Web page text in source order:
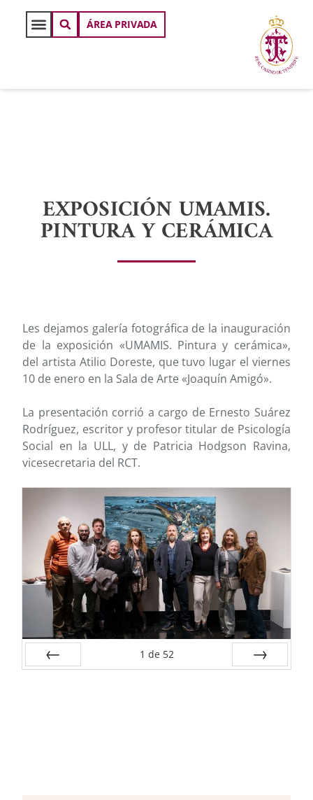
ÁREA PRIVADA
EXPOSICIÓN UMAMIS.
PINTURA Y CERÁMICA
Les dejamos galería fotográfica de la inauguración
de la exposición «UMAMIS. Pintura y cerámica»,
del artista Atilio Doreste, que tuvo lugar el viernes
10 de enero en la Sala de Arte «Joaquín Amigó».
La presentación corrió a cargo de Ernesto Suárez
Rodríguez, escritor y profesor titular de Psicología
Social en la ULL, y de Patricia Hodgson Ravina,
vicesecretaria del RCT.
1 de 52